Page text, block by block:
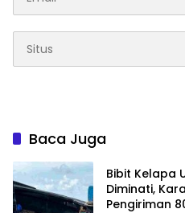
Baca Juga
Bibit Kelapa
Diminati,
Pengiriman